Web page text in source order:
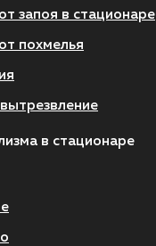
запоя в стационаре
похмелья
в стационаре